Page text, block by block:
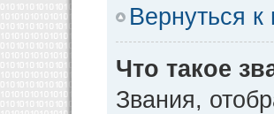
Вернуться к
Что такое
Звания,